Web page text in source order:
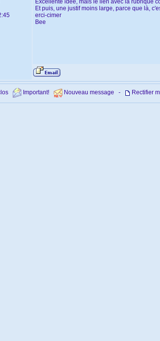
Excellente idée, mais le lien avec la rubrique
Et puis, une justif moins large, parce que là,
erci-cimer
Bee
Important! Nouveau message - Rectifier